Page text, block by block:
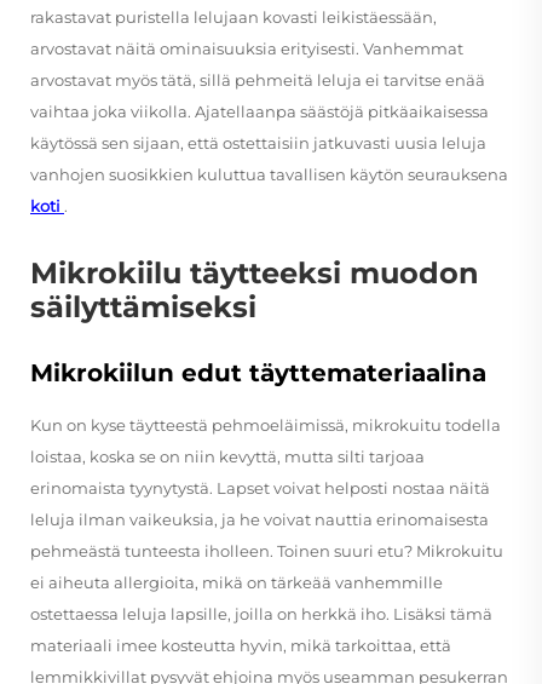
rakastavat puristella lelujaan kovasti leikistäessään,
arvostavat näitä ominaisuuksia erityisesti. Vanhemmat
arvostavat myös tätä, sillä pehmeitä leluja ei tarvitse enää
vaihtaa joka viikolla. Ajatellaanpa säästöjä pitkäaikaisessa
käytössä sen sijaan, että ostettaisiin jatkuvasti uusia leluja
vanhojen suosikkien kuluttua tavallisen käytön seurauksena
koti .
Mikrokiilu täytteeksi muodon
säilyttämiseksi
Mikrokiilun edut täyttemateriaalina
Kun on kyse täytteestä pehmoeläimissä, mikrokuitu todella
loistaa, koska se on niin kevyttä, mutta silti tarjoaa
erinomaista tyynytystä. Lapset voivat helposti nostaa näitä
leluja ilman vaikeuksia, ja he voivat nauttia erinomaisesta
pehmeästä tunteesta iholleen. Toinen suuri etu? Mikrokuitu
ei aiheuta allergioita, mikä on tärkeää vanhemmille
ostettaessa leluja lapsille, joilla on herkkä iho. Lisäksi tämä
materiaali imee kosteutta hyvin, mikä tarkoittaa, että
lemmikkivillat pysyvät ehjoina myös useamman pesukerran